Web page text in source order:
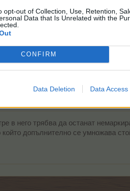
opt-out of Collection, Use, Retention,
Data that Is Unrelated with the
CONFIRM
Data Deletion Data Access
си мислех че като са повече ще даде
в него трябва да останат
допълнително се умножава